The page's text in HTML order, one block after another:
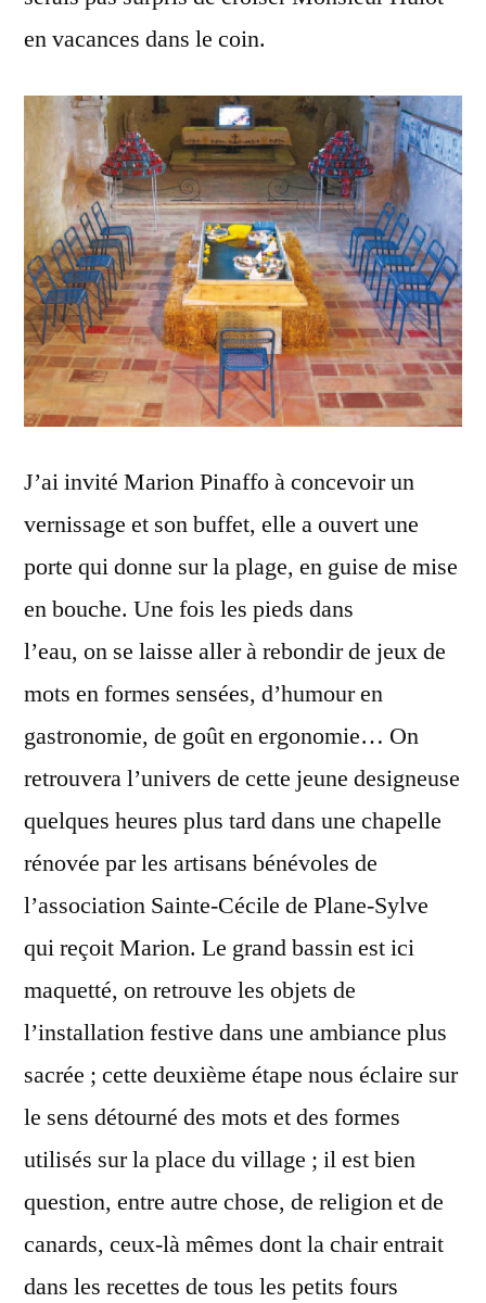
en vacances dans le coin.
J’ai invité Marion Pinaffo à concevoir un
vernissage et son buffet, elle a ouvert une
porte qui donne sur la plage, en guise de mise
en bouche. Une fois les pieds dans
l’eau, on se laisse aller à rebondir de jeux de
mots en formes sensées, d’humour en
gastronomie, de goût en ergonomie… On
retrouvera l’univers de cette jeune designeuse
quelques heures plus tard dans une chapelle
rénovée par les artisans bénévoles de
l’association Sainte-Cécile de Plane-Sylve
qui reçoit Marion. Le grand bassin est ici
maquetté, on retrouve les objets de
l’installation festive dans une ambiance plus
sacrée ; cette deuxième étape nous éclaire sur
le sens détourné des mots et des formes
utilisés sur la place du village ; il est bien
question, entre autre chose, de religion et de
canards, ceux-là mêmes dont la chair entrait
dans les recettes de tous les petits fours